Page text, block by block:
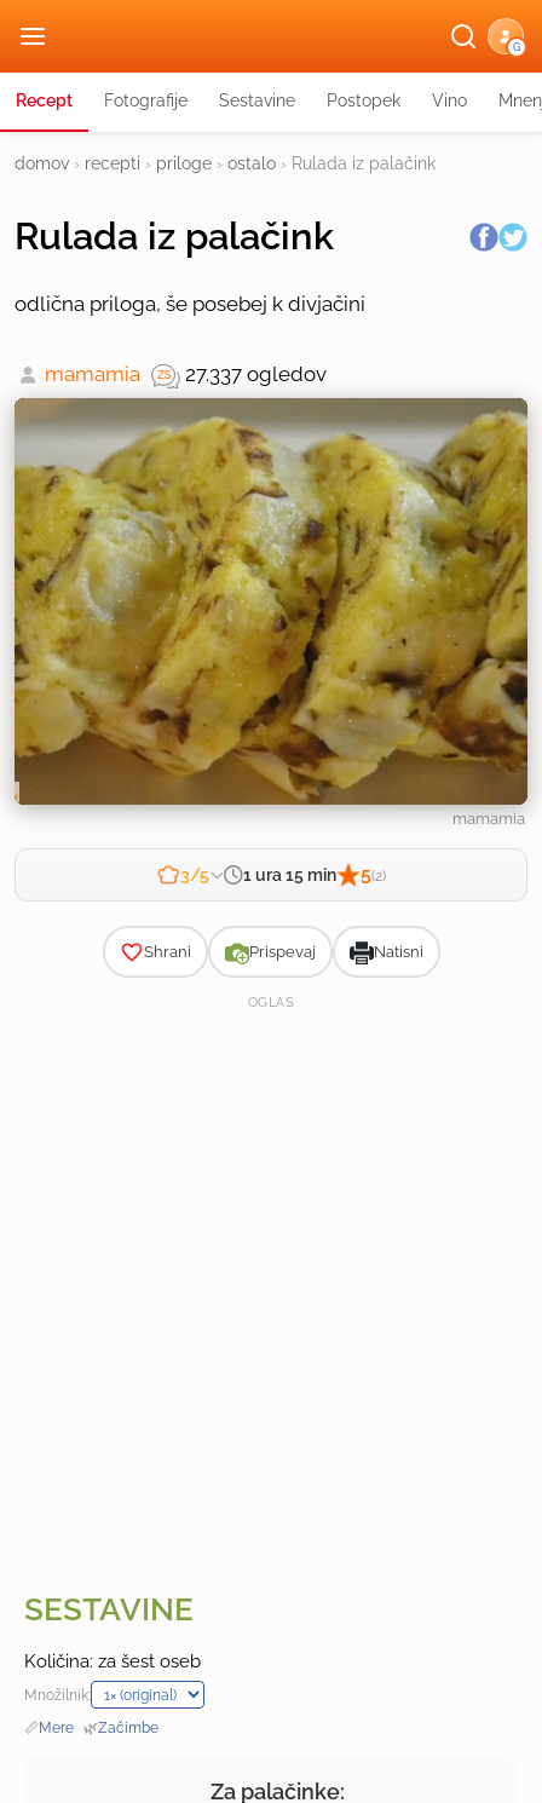
G
Recept Fotografije Sestavine Postopek Vino
domov › recepti › priloge › ostalo › Rulada iz palačink
Rulada iz palačink
odlična priloga, še posebej k divjačini
mamamia 27.337 ogledov
mamamia
3/5 1 ura 15 min 5(2)
Shrani Prispevaj Natisni
OGLAS
SESTAVINE
Količina: za šest oseb
Množilnik:
📏Mere · 🌿Začimbe
Za palačinke: